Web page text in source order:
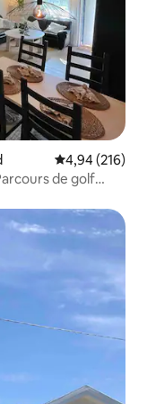
Évaluation
4,94 (216)
de golf